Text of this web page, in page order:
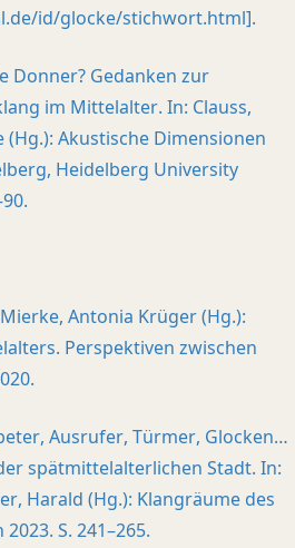
id/glocke/stichwort.html].
Donner? Gedanken zur
im Mittelalter. In: Clauss,
Akustische Dimensionen
Heidelberg University
Antonia Krüger (Hg.):
Perspektiven zwischen
Ausrufer, Türmer, Glocken…
spätmittelalterlichen Stadt. In:
Harald (Hg.): Klangräume des
S. 241–265.